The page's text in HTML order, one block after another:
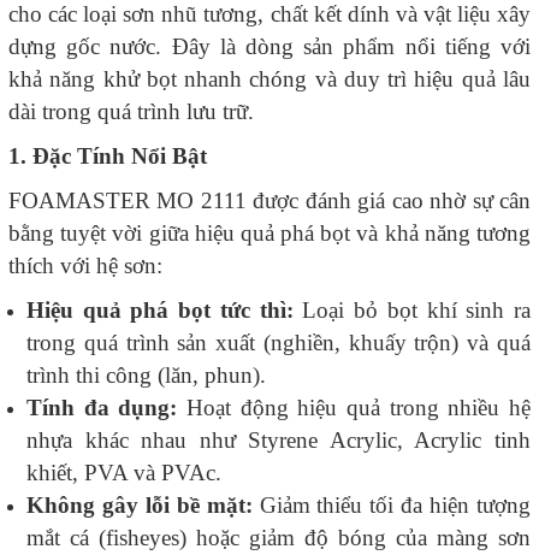
cho các loại sơn nhũ tương, chất kết dính và vật liệu xây
dựng gốc nước. Đây là dòng sản phẩm nổi tiếng với
khả năng khử bọt nhanh chóng và duy trì hiệu quả lâu
dài trong quá trình lưu trữ.
1. Đặc Tính Nổi Bật
FOAMASTER MO 2111 được đánh giá cao nhờ sự cân
bằng tuyệt vời giữa hiệu quả phá bọt và khả năng tương
thích với hệ sơn:
Hiệu quả phá bọt tức thì: Loại bỏ bọt khí sinh ra
trong quá trình sản xuất (nghiền, khuấy trộn) và quá
trình thi công (lăn, phun).
Tính đa dụng: Hoạt động hiệu quả trong nhiều hệ
nhựa khác nhau như Styrene Acrylic, Acrylic tinh
khiết, PVA và PVAc.
Không gây lỗi bề mặt: Giảm thiểu tối đa hiện tượng
mắt cá (fisheyes) hoặc giảm độ bóng của màng sơn